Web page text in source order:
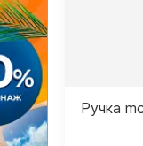
Ручка